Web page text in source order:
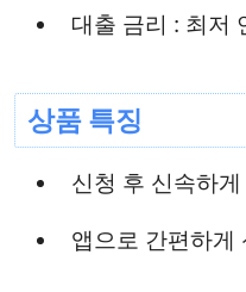
대출 금리 : 최저
상품 특징
신청 후 신속하
앱으로 간편하게